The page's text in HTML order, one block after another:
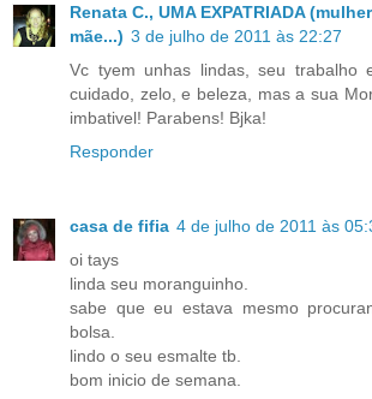
Renata C., UMA EXPATRIADA
mãe...) 3 de julho de 2011 às 22:27
Vc tyem unhas lindas, seu trabalho
cuidado, zelo, e beleza, mas a sua
imbativel! Parabens! Bjka!
Responder
casa de fifia 4 de julho de 2011 às
oi tays
linda seu moranguinho.
sabe que eu estava mesmo
bolsa.
lindo o seu esmalte tb.
bom inicio de semana.